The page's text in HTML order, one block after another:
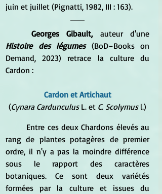
juin et juillet (Pignatti, 1982, III : 163).
Georges Gibault,
Histoire des légumes (BoD–Books on
Demand, 2023) retrace la culture du
Cardon :
Cardon et Artichaut
(Cynara Cardunculus L. et C. Scolymus l.)
rang de plantes potagères de premier
ordre, il n'y a pas la moindre différence
sous le rapport des caractères
botaniques. Ce sont deux variétés
formées par la culture et issues du